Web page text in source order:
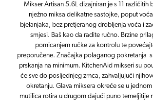
Mikser Artisan 5.6L dizajniran je s 11 različitih
nježno miksa delikatne sastojke, poput
bjelanjaka, bez pretjeranog drobljenja voća i
smjesi. Baš kao da radite ručno. Brzine
pomicanjem ručke za kontrolu te
preporučene. Značajka polaganog pokretanja
prskanja na minimum. KitchenAid mikseri su
će sve do posljednjeg zrnca, zahvaljujući
okretanju. Glava miksera okreće se u
mutilica rotira u drugom dajući puno temeljitije